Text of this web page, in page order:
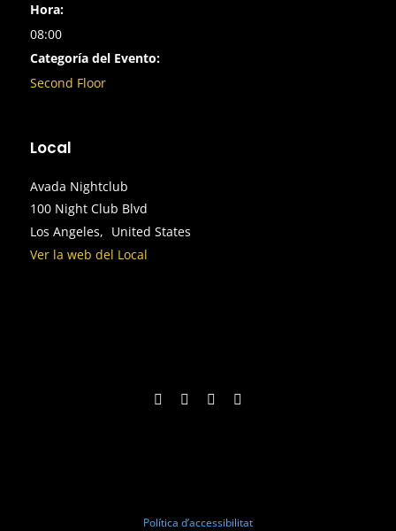
Hora:
08:00
Categoría del Evento:
Second Floor
Local
Avada Nightclub
100 Night Club Blvd
Los Angeles, United States
Ver la web del Local
Política d’accessibilitat